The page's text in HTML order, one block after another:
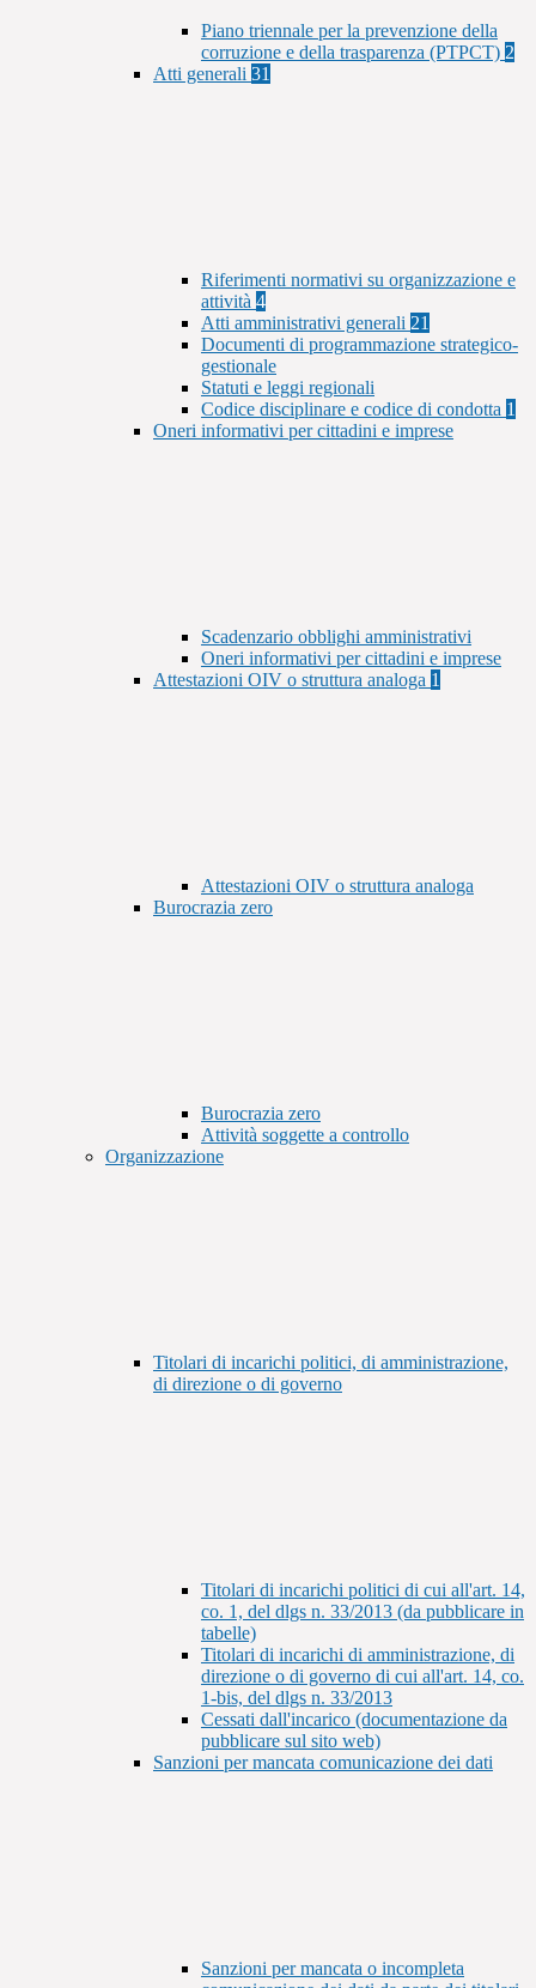
Piano triennale per la prevenzione della
corruzione e della trasparenza (PTPCT) 2
Atti generali 31
Riferimenti normativi su organizzazione e
attività 4
Atti amministrativi generali 21
Documenti di programmazione strategico-
gestionale
Statuti e leggi regionali
Codice disciplinare e codice di condotta 1
Oneri informativi per cittadini e imprese
Scadenzario obblighi amministrativi
Oneri informativi per cittadini e imprese
Attestazioni OIV o struttura analoga 1
Attestazioni OIV o struttura analoga
Burocrazia zero
Burocrazia zero
Attività soggette a controllo
Organizzazione
Titolari di incarichi politici, di amministrazione,
di direzione o di governo
Titolari di incarichi politici di cui all'art. 14,
co. 1, del dlgs n. 33/2013 (da pubblicare in
tabelle)
Titolari di incarichi di amministrazione, di
direzione o di governo di cui all'art. 14, co.
1-bis, del dlgs n. 33/2013
Cessati dall'incarico (documentazione da
pubblicare sul sito web)
Sanzioni per mancata comunicazione dei dati
Sanzioni per mancata o incompleta